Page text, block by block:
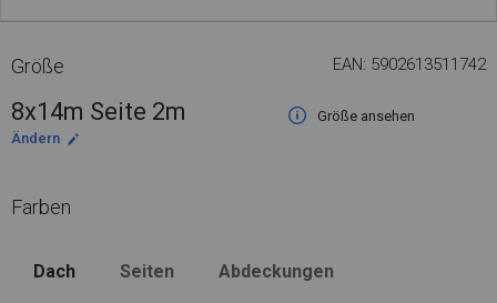
Größe EAN: 5902613511742
8x14m Seite 2m
Größe ansehen
Ändern
Farben
Dach Seiten Abdeckungen